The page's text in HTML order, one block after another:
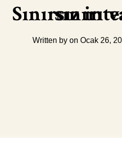
Sınırsız internetin
Written by on Ocak 26,